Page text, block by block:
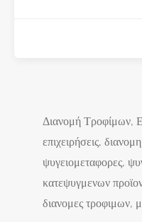
Διανομή Τροφίμων,
επιχειρήσεις,
ψυγειομεταφορες,
κατεψυγμενων
διανομες τροφιμων,